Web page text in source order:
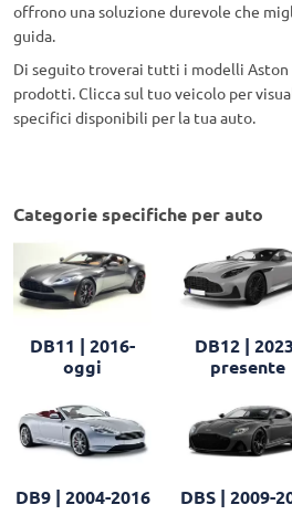
offrono una soluzione durevole che
guida.
Di seguito troverai tutti i modelli
prodotti. Clicca sul tuo veicolo per
specifici disponibili per la tua auto.
Categorie specifiche per auto
DB11 | 2016-
oggi
DB12 |
presente
DB9 | 2004-2016 DBS | 2009-